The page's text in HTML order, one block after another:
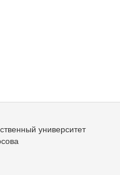
университет